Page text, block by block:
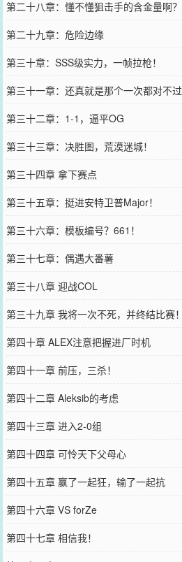
第二十八章：懂不懂狙击手的含金量啊？
第二十九章：危险边缘
第三十章：SSS级实力，一帧拉枪！
第三十一章：还真就是那个一次都对不过
第三十二章：1-1，逼平OG
第三十三章：决胜图，荒漠迷城！
第三十四章 拿下赛点
第三十五章：挺进安特卫普Major！
第三十六章：模板编号？661！
第三十七章：偶遇大番薯
第三十八章 迎战COL
第三十九章 我将一次不死，并终结比赛！
第四十章 ALEX注意把握进厂时机
第四十一章 前压，三杀！
第四十二章 Aleksib的考虑
第四十三章 进入2-0组
第四十四章 可怜天下父母心
第四十五章 赢了一起狂，输了一起抗
第四十六章 VS forZe
第四十七章 相信我！